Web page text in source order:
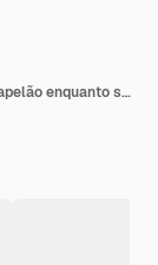
Closeup de homem carregando caixas de papelão enquanto se muda para novo apartamento